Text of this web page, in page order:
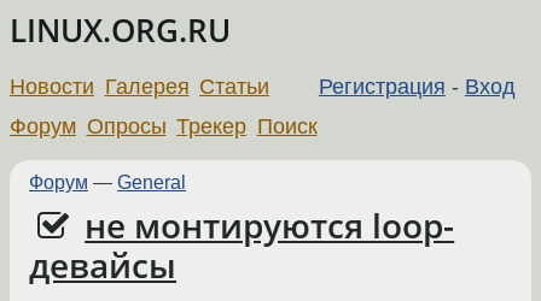
LINUX.ORG.RU
Регистрация - Вход
Новости Галерея Статьи
Форум Опросы Трекер Поиск
Форум — General
не монтируются loop-
девайсы